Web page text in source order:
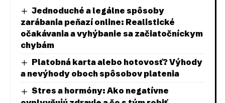
Jednoduché a legálne spôsoby
zarábania peňazí online: Realistické
očakávania a vyhýbanie sa začiatočníckym
chybám
Platobná karta alebo hotovosť? Výhody
a nevýhody oboch spôsobov platenia
Stres a hormóny: Ako negatívne